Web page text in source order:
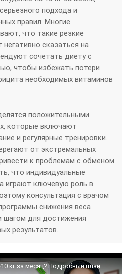
подхода и
правил. Многие
что такие резкие
негативно сказаться на
сочетать диету с
чтобы избежать потери
необходимых витаминов
положительными
которые включают
и регулярные тренировки.
от экстремальных
к проблемам с обменом
что индивидуальные
играют ключевую роль в
консультация с врачом
снижения веса
шагом для достижения
результатов.
кг за месяц? Подробный план